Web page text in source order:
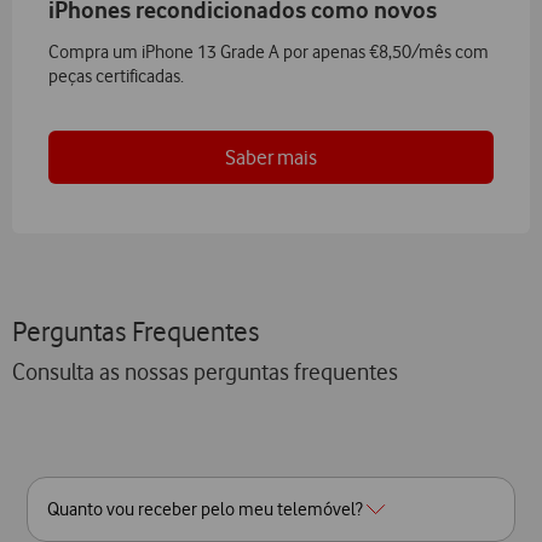
iPhones recondicionados como novos
Compra um iPhone 13 Grade A por apenas €8,50/mês com
peças certificadas.
Saber mais
Perguntas Frequentes
Consulta as nossas perguntas frequentes
Quanto vou receber pelo meu telemóvel?